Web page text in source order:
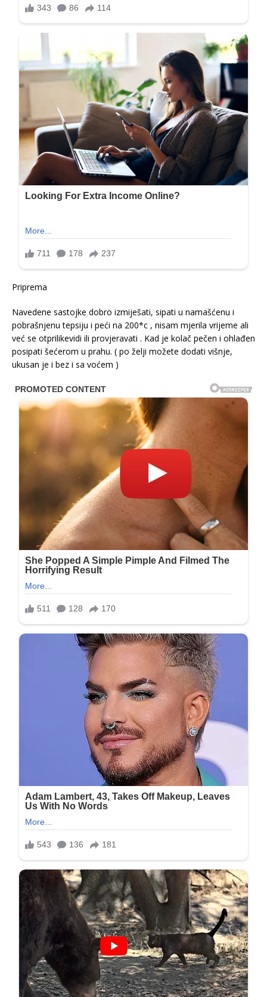
Priprema
Navedene sastojke dobro izmiješati, sipati u namašćenu i
pobrašnjenu tepsiju i peći na 200*c , nisam mjerila vrijeme ali
već se otprilikevidi ili provjeravati . Kad je kolač pečen i ohlađen
posipati šećerom u prahu. ( po želji možete dodati višnje,
ukusan je i bez i sa voćem )